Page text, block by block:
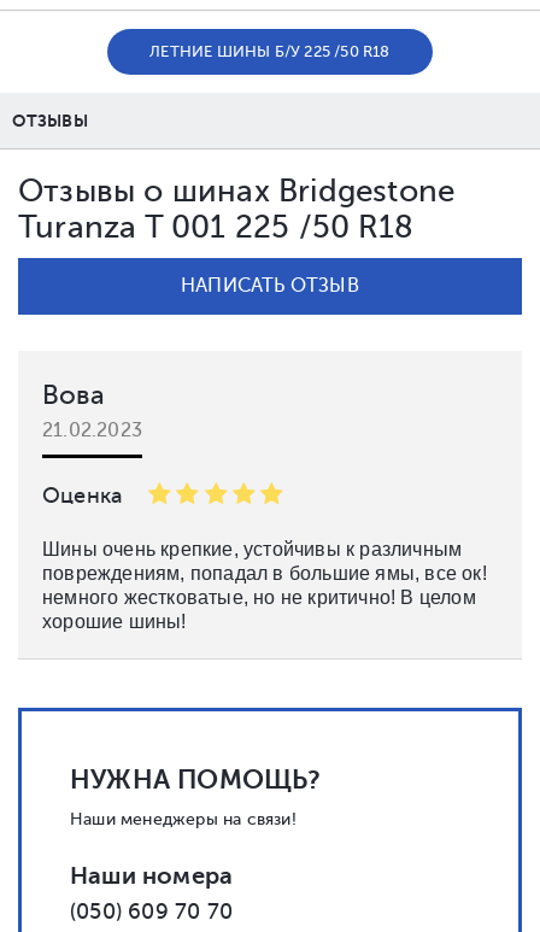
ЛЕТНИЕ ШИНЫ Б/У 225 /50 R18
ОТЗЫВЫ
Отзывы о шинах Bridgestone
Turanza T 001 225 /50 R18
НАПИСАТЬ ОТЗЫВ
Вова
21.02.2023
Оценка
Шины очень крепкие, устойчивы к различным
повреждениям, попадал в большие ямы, все ок!
немного жестковатые, но не критично! В целом
хорошие шины!
НУЖНА ПОМОЩЬ?
Наши менеджеры на связи!
Наши номера
(050) 609 70 70